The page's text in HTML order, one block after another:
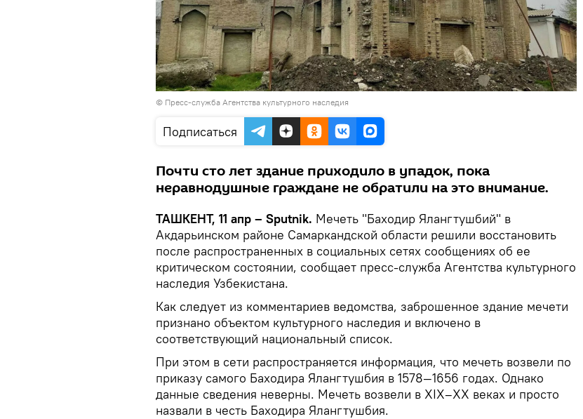
© Пресс-служба Агентства культурного наследия
Подписаться
Почти сто лет здание приходило в упадок, пока
неравнодушные граждане не обратили на это внимание.
ТАШКЕНТ, 11 апр – Sputnik. Мечеть "Баходир Ялангтушбий" в
Акдарьинском районе Самаркандской области решили восстановить
после распространенных в социальных сетях сообщениях об ее
критическом состоянии, сообщает пресс-служба Агентства культурного
наследия Узбекистана.
Как следует из комментариев ведомства, заброшенное здание мечети
признано объектом культурного наследия и включено в
соответствующий национальный список.
При этом в сети распространяется информация, что мечеть возвели по
приказу самого Баходира Ялангтушбия в 1578—1656 годах. Однако
данные сведения неверны. Мечеть возвели в XIX–XX веках и просто
назвали в честь Баходира Ялангтушбия.